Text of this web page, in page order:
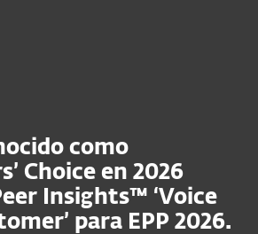
como
Choice en 2026
Insights™ ‘Voice
para EPP 2026.